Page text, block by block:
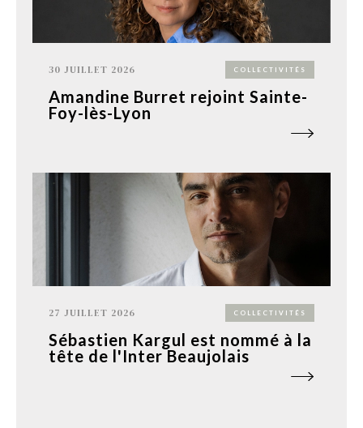
30 JUILLET 2026 COLLECTIVITÉS
Amandine Burret rejoint Sainte-
Foy-lès-Lyon
27 JUILLET 2026 COLLECTIVITÉS
Sébastien Kargul est nommé à la
tête de l'Inter Beaujolais